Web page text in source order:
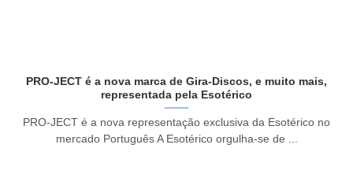
PRO-JECT é a nova marca de Gira-Discos, e muito mais,
representada pela Esotérico
PRO-JECT é a nova representação exclusiva da Esotérico no
mercado Português A Esotérico orgulha-se de ...